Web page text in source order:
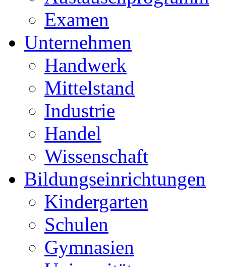
Examen
Unternehmen
Handwerk
Mittelstand
Industrie
Handel
Wissenschaft
Bildungseinrichtungen
Kindergarten
Schulen
Gymnasien